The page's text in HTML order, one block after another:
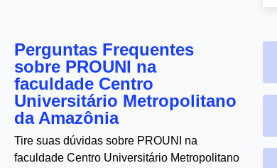
Perguntas Frequentes
sobre PROUNI na
faculdade Centro
Universitário Metropolitano
da Amazônia
Tire suas dúvidas sobre PROUNI na
faculdade Centro Universitário Metropolitano